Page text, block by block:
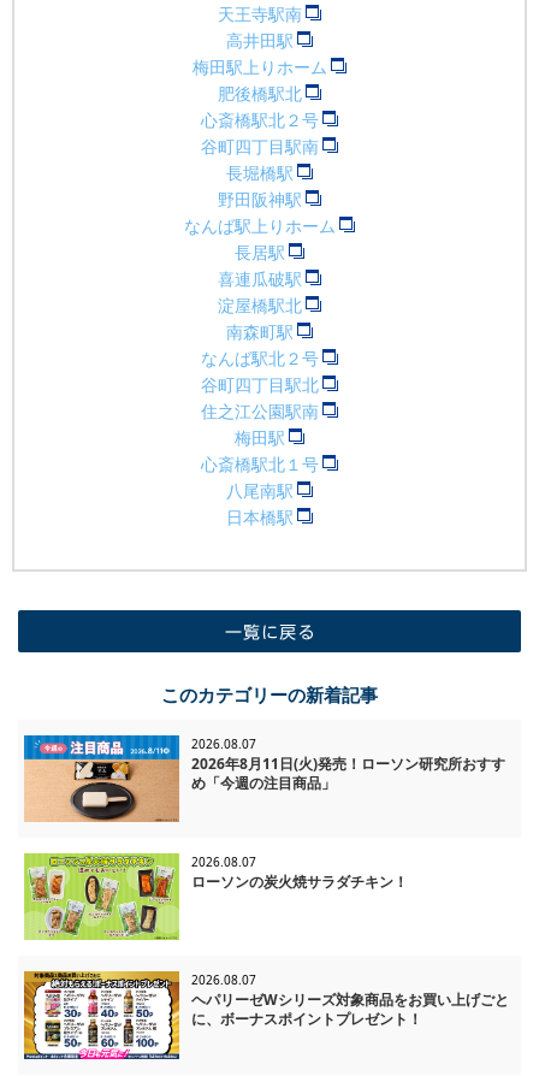
天王寺駅南
高井田駅
梅田駅上りホーム
肥後橋駅北
心斎橋駅北２号
谷町四丁目駅南
長堀橋駅
野田阪神駅
なんば駅上りホーム
長居駅
喜連瓜破駅
淀屋橋駅北
南森町駅
なんば駅北２号
谷町四丁目駅北
住之江公園駅南
梅田駅
心斎橋駅北１号
八尾南駅
日本橋駅
このカテゴリーの新着記事
2026.08.07
2026年8月11日(火)発売！ローソン研究所おすす
め「今週の注目商品」
2026.08.07
ローソンの炭火焼サラダチキン！
2026.08.07
ヘパリーゼWシリーズ対象商品をお買い上げごと
に、ボーナスポイントプレゼント！